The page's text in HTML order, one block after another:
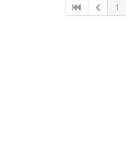
1